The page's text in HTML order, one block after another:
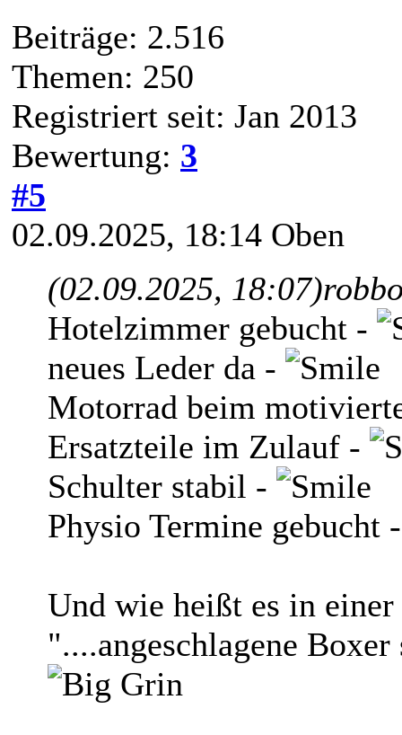
Beiträge: 2.516
Themen: 250
Registriert seit: Jan 2013
Bewertung: 3
#5
02.09.2025, 18:14 Oben
(02.09.2025, 18:07)
Hotelzimmer gebucht -
neues Leder da -
Motorrad beim
Ersatzteile im Zulauf -
Schulter stabil -
Physio Termine gebucht
Und wie heißt es in
"....angeschlagene